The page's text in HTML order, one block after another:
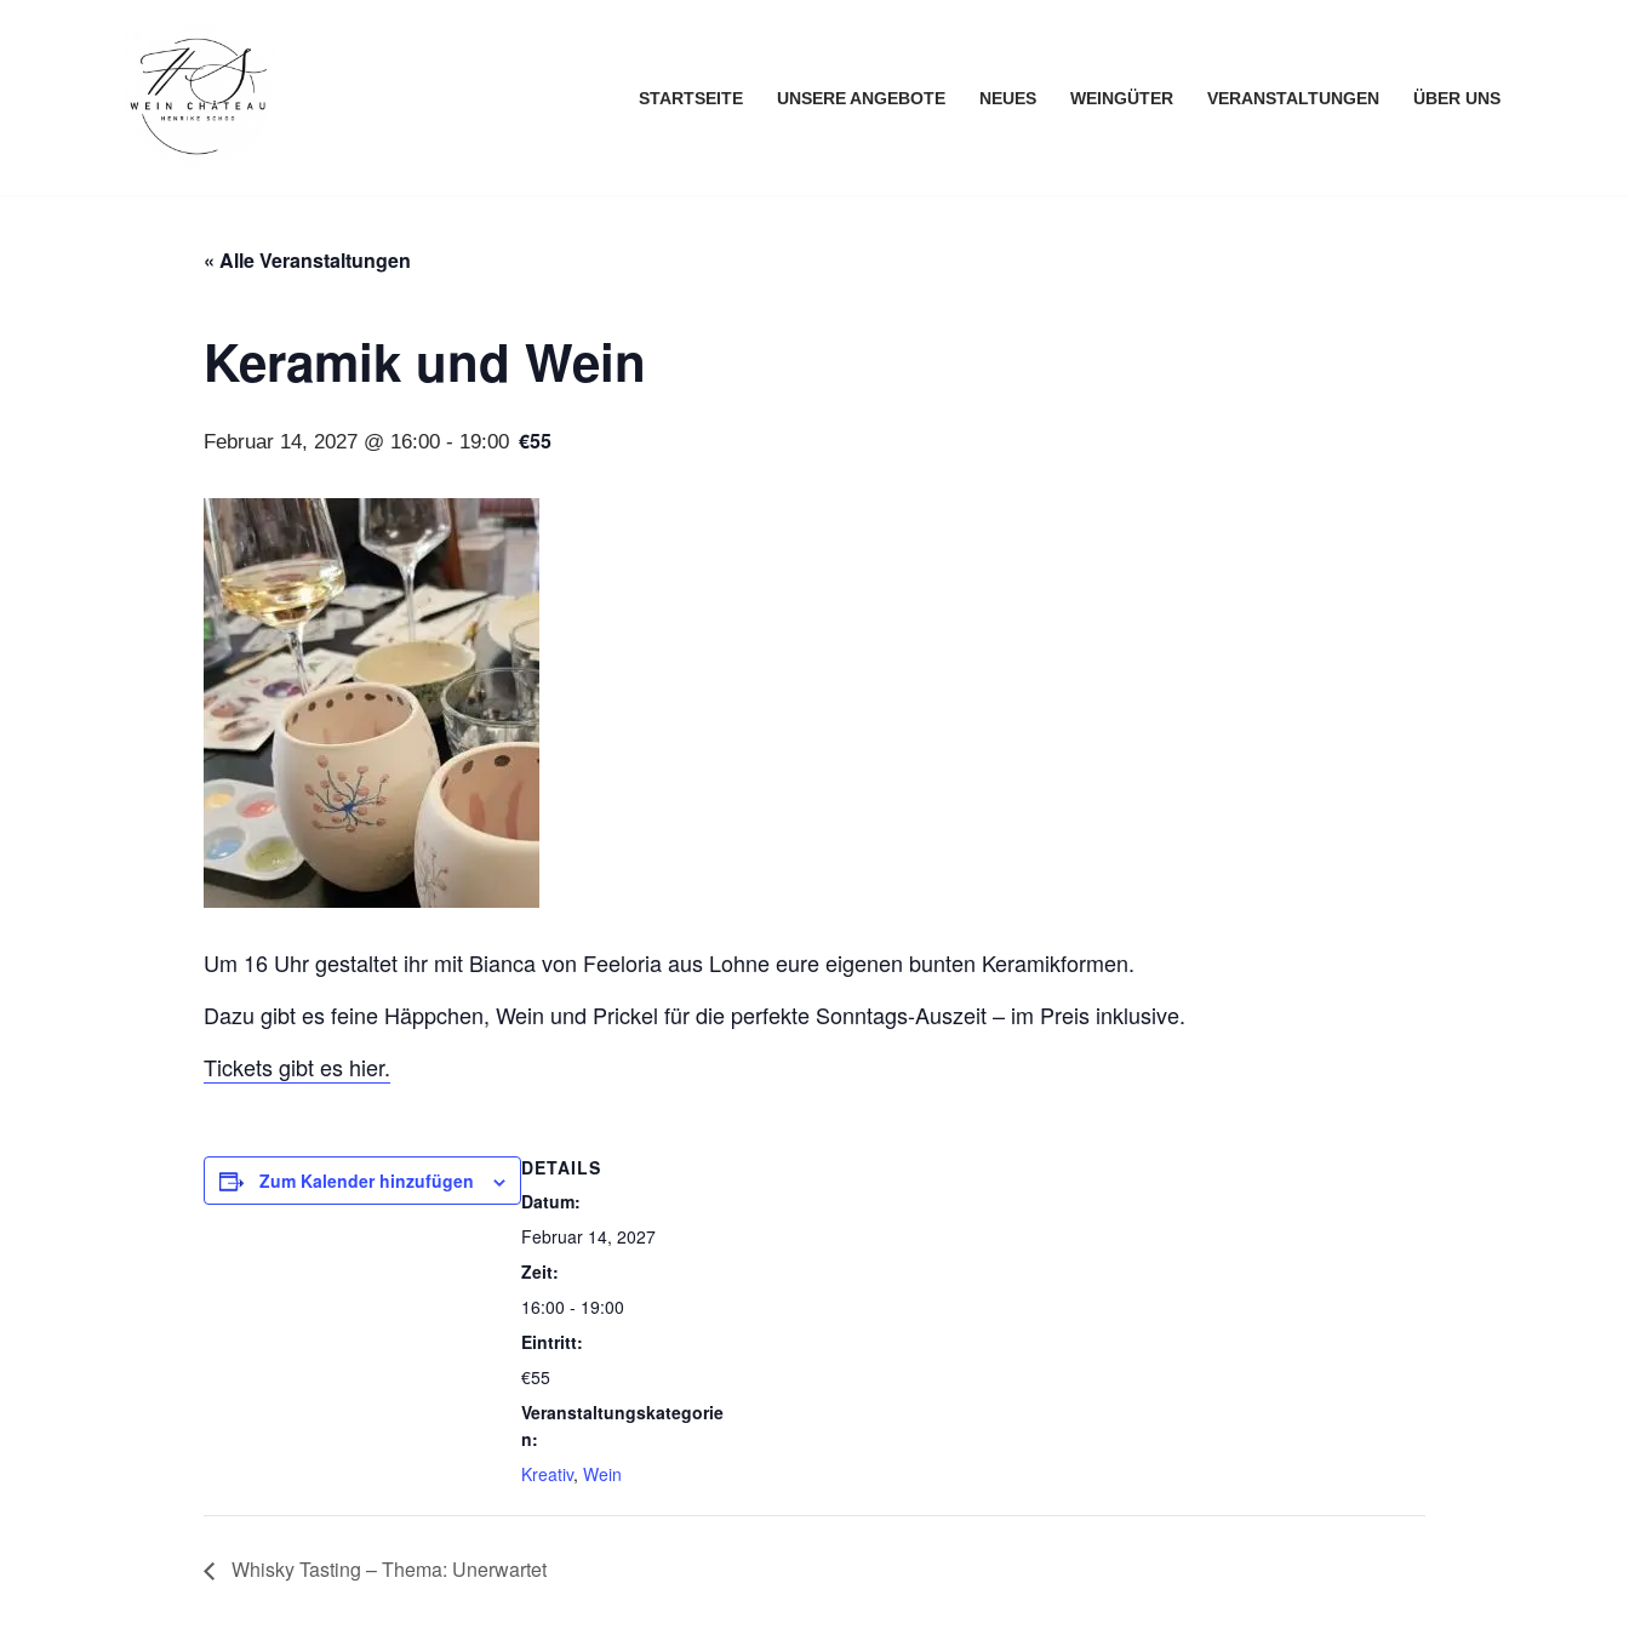
STARTSEITE UNSERE ANGEBOTE NEUES WEINGÜTER VERANSTALTUNGEN ÜBER UNS
« Alle Veranstaltungen
Keramik und Wein
Februar 14, 2027 @ 16:00 - 19:00 €55
Um 16 Uhr gestaltet ihr mit Bianca von Feeloria aus Lohne eure eigenen bunten Keramikformen.
Dazu gibt es feine Häppchen, Wein und Prickel für die perfekte Sonntags-Auszeit – im Preis inklusive.
Tickets gibt es hier.
Zum Kalender hinzufügen
DETAILS
Datum:
Februar 14, 2027
Zeit:
16:00 - 19:00
Eintritt:
€55
Veranstaltungskategorie
n:
Kreativ, Wein
Whisky Tasting – Thema: Unerwartet